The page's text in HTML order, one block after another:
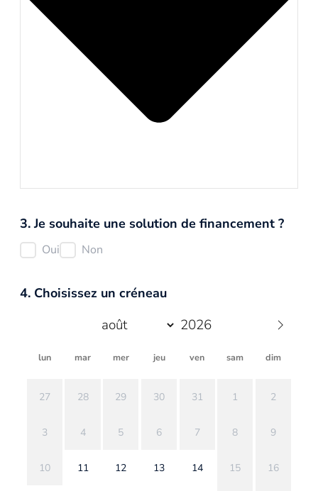
3. Je souhaite une solution de financement ?
Oui Non
4. Choisissez un créneau
lun mar mer jeu ven sam dim
27 28 29 30 31 1 2
3 4 5 6 7 8 9
10 11 12 13 14 15 16